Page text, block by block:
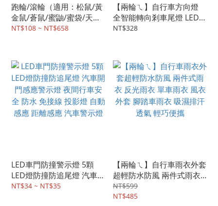
跑輪/滾輪（適用：松鼠/黃
金鼠/蒼鼠/蜜鼬/蜜袋/天竺
鼠/雪地松鼠/花栗鼠/楓葉
NT$108 ~ NT$658
【兩輪ㄟ】自行車方向燈
全智能轉向剎車尾燈 LED警
示燈 USB充電 自行車尾燈
NT$328
LED車門防撞警示燈 5顆
LED燈防撞防追尾燈 汽車開
門感應警示燈 夜間行車安
NT$34 ~ NT$35
【兩輪ㄟ】自行車雨衣外套
超輕防水防風 兩件式雨衣
反光雨衣 單車雨衣 風衣外
套 腳踏車雨衣 吸濕排汗透
NT$599
NT$485